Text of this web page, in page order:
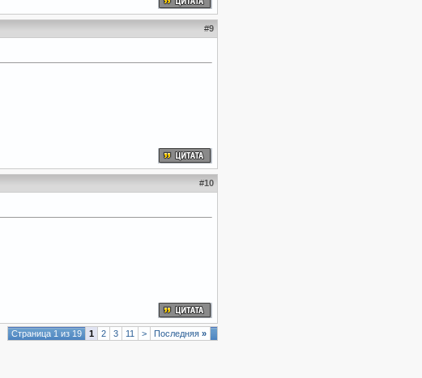
#9
#10
Страница 1 из 19 1 2 3 11 > Последняя »